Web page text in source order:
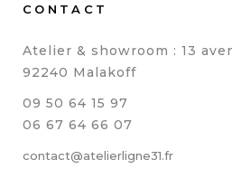
CONTACT
Atelier & showroom : 13
92240 Malakoff
09 50 64 15 97
06 67 64 66 07
contact@atelierligne31.fr